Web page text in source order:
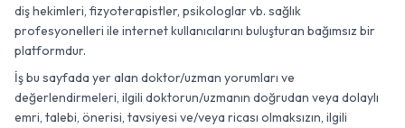
diş hekimleri, fizyoterapistler, psikologlar vb. sağlık
profesyonelleri ile internet kullanıcılarını buluşturan bağımsız bir
platformdur.
İş bu sayfada yer alan doktor/uzman yorumları ve
değerlendirmeleri, ilgili doktorun/uzmanın doğrudan veya dolaylı
emri, talebi, önerisi, tavsiyesi ve/veya ricası olmaksızın, ilgili